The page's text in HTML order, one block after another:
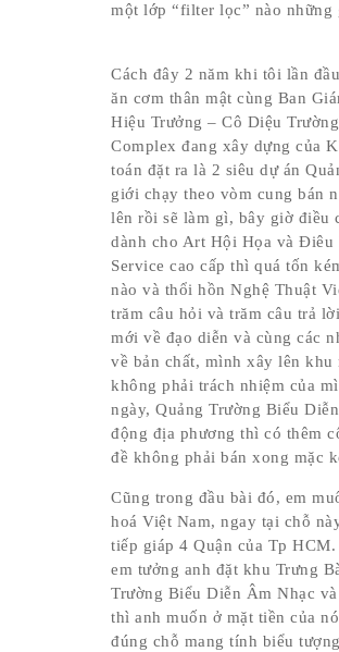
một lớp “filter lọc” nào
Cách đây 2 năm khi tôi lần
ăn cơm thân mật cùng Ban
Hiệu Trưởng – Cô Diệu
Complex đang xây dựng của
toán đặt ra là 2 siêu dự án
giới chạy theo vòm cung bán
lên rồi sẽ làm gì, bây giờ điều
dành cho Art Hội Họa và Điêu
Service cao cấp thì quá tốn
nào và thổi hồn Nghệ Thuật
trăm câu hỏi và trăm câu trả
mới về đạo diễn và cùng các
về bản chất, mình xây lên
không phải trách nhiệm của
ngày, Quảng Trường Biểu
động địa phương thì có thêm
đề không phải bán xong mặc
Cũng trong đầu bài đó, em
hoá Việt Nam, ngay tại chỗ
tiếp giáp 4 Quận của Tp
em tưởng anh đặt khu Trưng
Trường Biểu Diễn Âm Nhạc
thì anh muốn ở mặt tiền của
đúng chỗ mang tính biểu